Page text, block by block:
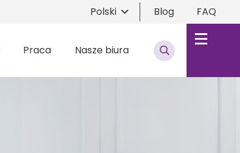
Polski Blog FAQ
Praca Nasze biura